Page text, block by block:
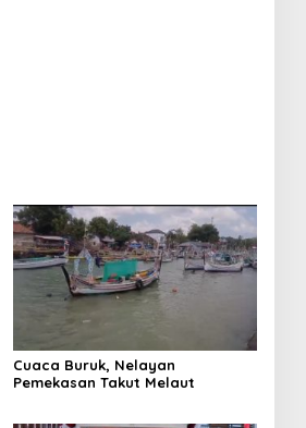
Cuaca Buruk, Nelayan
Pemekasan Takut Melaut